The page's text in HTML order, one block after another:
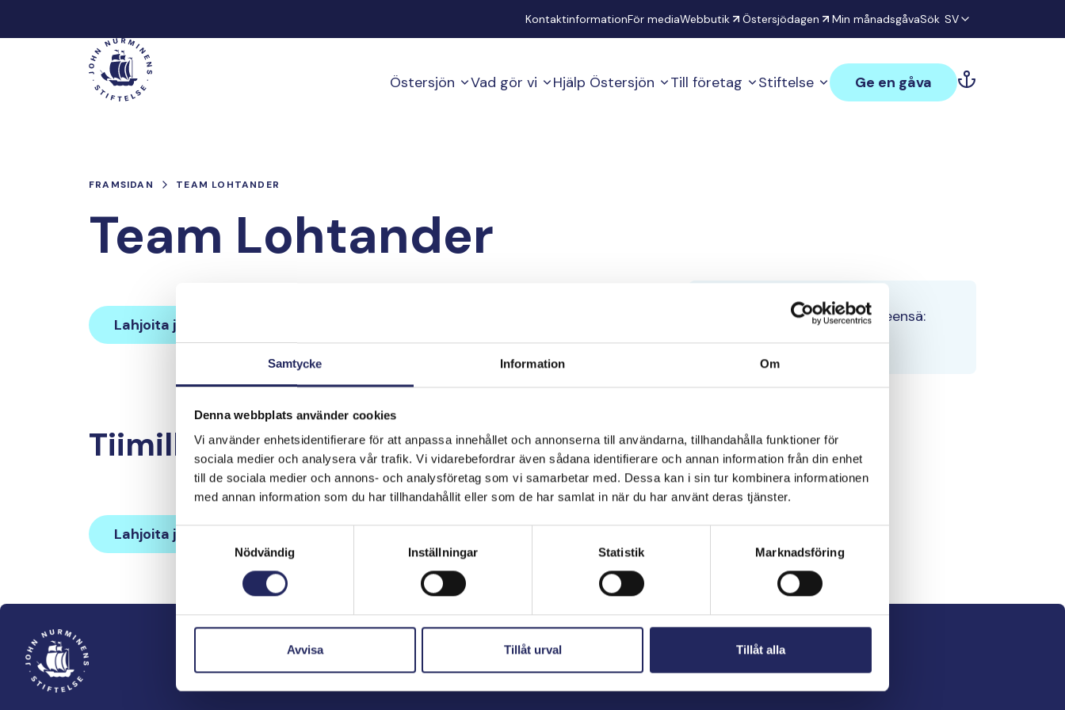
Samtycke Information Om
Denna webbplats använder cookies
Vi använder enhetsidentifierare för att anpassa innehållet och annonserna till användarna, tillhandahålla funktioner för
sociala medier och analysera vår trafik. Vi vidarebefordrar även sådana identifierare och annan information från din enhet
till de sociala medier och annons- och analysföretag som vi samarbetar med. Dessa kan i sin tur kombinera informationen
med annan information som du har tillhandahållit eller som de har samlat in när du har använt deras tjänster.
Samtyckesval
Nödvändig
Inställningar Statistik Marknadsföring
Avvisa Tillåt urval Tillåt alla
KontaktinformationFör mediaWebbutik Östersjödagen Min månadsgåvaSök SV
Main Östersjön Vad gör vi Hjälp Östersjön Till företag Stiftelse Ge en gåva
FRAMSIDAN TEAM LOHTANDER
Team Lohtander
Lahjoita ja liity tähän tiimiin
Tiimin lahjoitukset yhteensä:
0 €
Tiimille tehdyt lahjoitukset
Lahjoita ja liity tähän tiimiin